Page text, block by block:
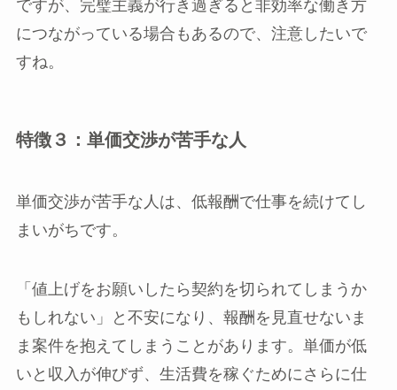
ですが、完璧主義が行き過ぎると非効率な働き方
につながっている場合もあるので、注意したいで
すね。
特徴３：単価交渉が苦手な人
単価交渉が苦手な人は、低報酬で仕事を続けてし
まいがちです。
「値上げをお願いしたら契約を切られてしまうか
もしれない」と不安になり、報酬を見直せないま
ま案件を抱えてしまうことがあります。単価が低
いと収入が伸びず、生活費を稼ぐためにさらに仕